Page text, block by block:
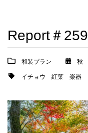
Report＃259
和装プラン 秋
イチョウ 紅葉 楽器